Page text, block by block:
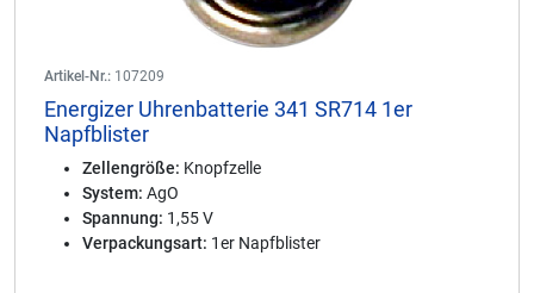
Artikel-Nr.: 107209
Energizer Uhrenbatterie 341 SR714 1er
Napfblister
Zellengröße: Knopfzelle
System: AgO
Spannung: 1,55 V
Verpackungsart: 1er Napfblister